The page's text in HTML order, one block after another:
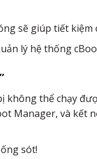
sẽ giúp tiết
lý hệ thống
thể chạy
Manager, và
sót!